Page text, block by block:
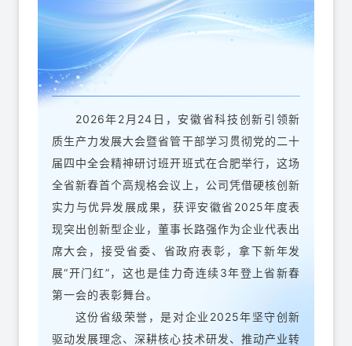
2026年2月24日，安徽省科技创新引领新
质生产力发展大会暨省管干部学习贯彻党的二十
届四中全会精神研讨班开班式在合肥举行，这场
全省新春首个高规格会议上，公司凭借硬核创新
实力与优异发展成果，获评安徽省2025年度表
现突出创新型企业，董事长路强作为企业代表出
席大会，接受省委、省政府表彰，拿下新年发
展“开门红”，这也是佳力奇连续3年登上省新春
第一会的表彰舞台。
这份省级荣誉，是对企业2025年坚守创新
驱动发展理念、深耕核心技术研发、推动产业转